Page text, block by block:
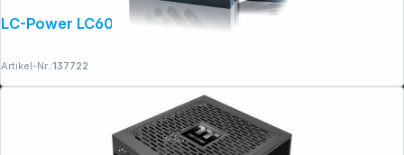
LC-Power LC600SI V2.31
Artikel-Nr.:137722